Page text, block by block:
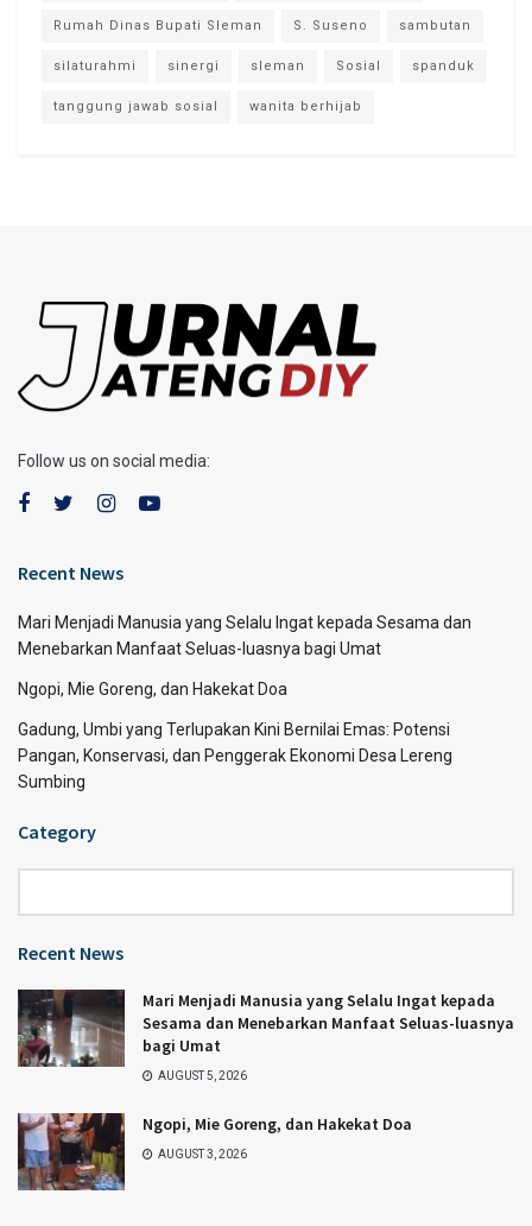
Rumah Dinas Bupati Sleman S. Suseno sambutan
silaturahmi sinergi sleman Sosial spanduk
tanggung jawab sosial wanita berhijab
Follow us on social media:
Recent News
Mari Menjadi Manusia yang Selalu Ingat kepada Sesama dan
Menebarkan Manfaat Seluas-luasnya bagi Umat
Ngopi, Mie Goreng, dan Hakekat Doa
Gadung, Umbi yang Terlupakan Kini Bernilai Emas: Potensi
Pangan, Konservasi, dan Penggerak Ekonomi Desa Lereng
Sumbing
Category
Recent News
Mari Menjadi Manusia yang Selalu Ingat kepada
Sesama dan Menebarkan Manfaat Seluas-luasnya
bagi Umat
AUGUST 5, 2026
Ngopi, Mie Goreng, dan Hakekat Doa
AUGUST 3, 2026